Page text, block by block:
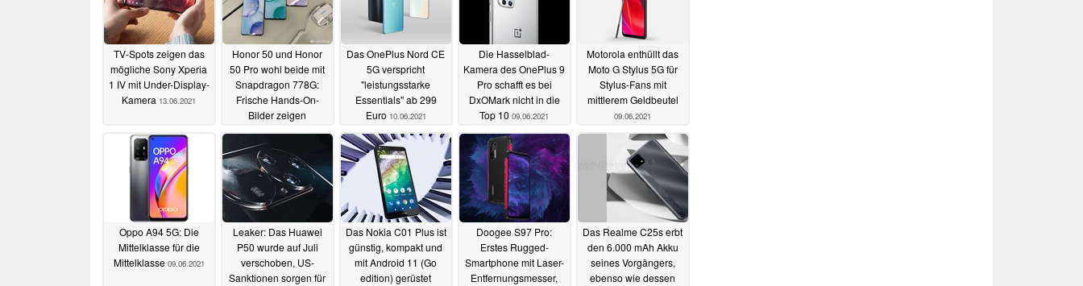
TV-Spots zeigen das
mögliche Sony Xperia
1 IV mit Under-Display-
Kamera 13.06.2021
Honor 50 und Honor
50 Pro wohl beide mit
Snapdragon 778G:
Frische Hands-On-
Bilder zeigen
11.06.2021
Das OnePlus Nord CE
5G verspricht
"leistungsstarke
Essentials" ab 299
Euro 10.06.2021
Die Hasselblad-
Kamera des OnePlus 9
Pro schafft es bei
DxOMark nicht in die
Top 10 09.06.2021
Motorola enthüllt das
Moto G Stylus 5G für
Stylus-Fans mit
mittlerem Geldbeutel
09.06.2021
Oppo A94 5G: Die
Mittelklasse für die
Mittelklasse 09.06.2021
Leaker: Das Huawei
P50 wurde auf Juli
verschoben, US-
Sanktionen sorgen für
Das Nokia C01 Plus ist
günstig, kompakt und
mit Android 11 (Go
edition) gerüstet
Doogee S97 Pro:
Erstes Rugged-
Smartphone mit Laser-
Entfernungsmesser,
Das Realme C25s erbt
den 6.000 mAh Akku
seines Vorgängers,
ebenso wie dessen